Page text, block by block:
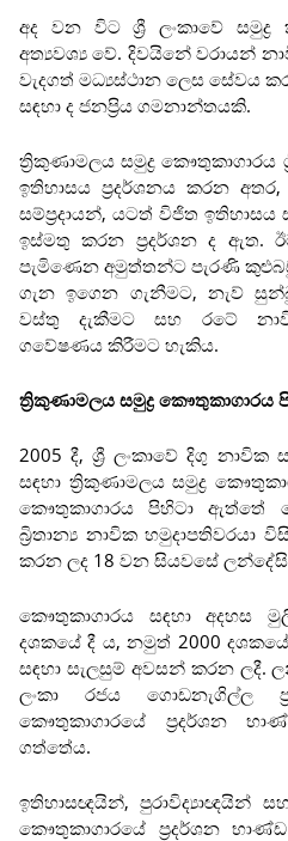
අද වන විට ශ්‍රී ලංකාවේ
අත්‍යවශ්‍ය වේ. දිවයිනේ වරායන්
වැදගත් මධ්‍යස්ථාන ලෙස සේවය
සඳහා ද ජනප්‍රිය ගමනාන්තයකි.
ත්‍රිකුණාමලය සමුද්‍ර කෞතුකාගාරය
ඉතිහාසය ප්‍රදර්ශනය කරන
සම්ප්‍රදායන්, යටත් විජිත
ඉස්මතු කරන ප්‍රදර්ශන ද ඇත.
පැමිණෙන අමුත්තන්ට පැරණි
ගැන ඉගෙන ගැනීමට, නැව්
වස්තු දැකීමට සහ රටේ
ගවේෂණය කිරීමට හැකිය.
ත්‍රිකුණාමලය සමුද්‍ර කෞතුකාගාරය
2005 දී, ශ්‍රී ලංකාවේ දිගු
සඳහා ත්‍රිකුණාමලය සමුද්‍ර
කෞතුකාගාරය පිහිටා ඇත්තේ
බ්‍රිතාන්‍ය නාවික හමුදාපතිවරයා
කරන ලද 18 වන සියවසේ
කෞතුකාගාරය සඳහා අදහස
දශකයේ දී ය, නමුත් 2000
සඳහා සැලසුම් අවසන් කරන ලදී.
ලංකා රජය ගොඩනැගිල්ල
කෞතුකාගාරයේ ප්‍රදර්ශන
ගත්තේය.
ඉතිහාසඥයින්, පුරාවිද්‍යාඥයින්
කෞතුකාගාරයේ ප්‍රදර්ශන